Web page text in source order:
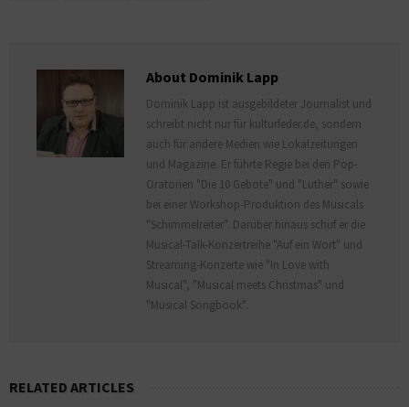
About Dominik Lapp
Dominik Lapp ist ausgebildeter Journalist und
schreibt nicht nur für kulturfeder.de, sondern
auch für andere Medien wie Lokalzeitungen
und Magazine. Er führte Regie bei den Pop-
Oratorien "Die 10 Gebote" und "Luther" sowie
bei einer Workshop-Produktion des Musicals
"Schimmelreiter". Darüber hinaus schuf er die
Musical-Talk-Konzertreihe "Auf ein Wort" und
Streaming-Konzerte wie "In Love with
Musical", "Musical meets Christmas" und
"Musical Songbook".
RELATED ARTICLES